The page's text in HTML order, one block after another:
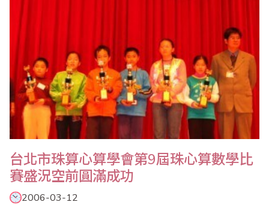
台北市珠算心算學會第9屆珠心算數學比
賽盛況空前圓滿成功
2006-03-12